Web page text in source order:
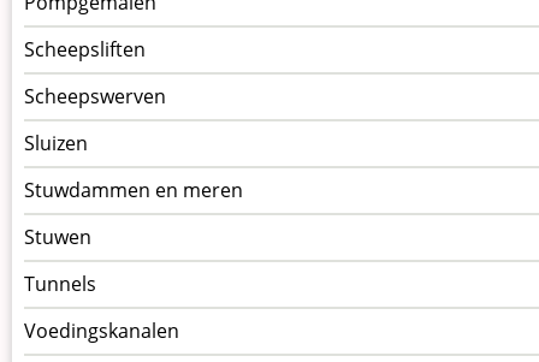
Scheepsliften
Scheepswerven
Sluizen
Stuwdammen en meren
Stuwen
Tunnels
Voedingskanalen